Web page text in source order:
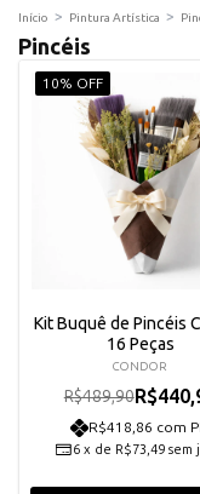
Início > Pintura Artística >
Pincéis
10% OFF
Kit Buquê de Pincéis
16 Peças
CONDOR
R$489,90
R$418,86 com
6 x de R$73,49 sem